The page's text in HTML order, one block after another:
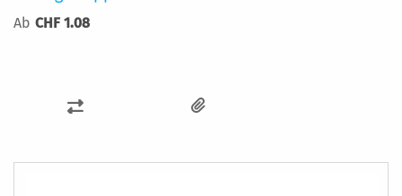
Ab CHF 1.08
ZUR
HINZUFÜGEN